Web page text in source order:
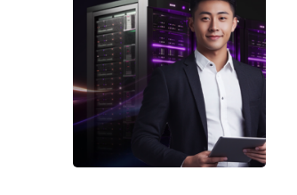
Posted
by
THAI
DATA
รวมข่าว
Cloud /